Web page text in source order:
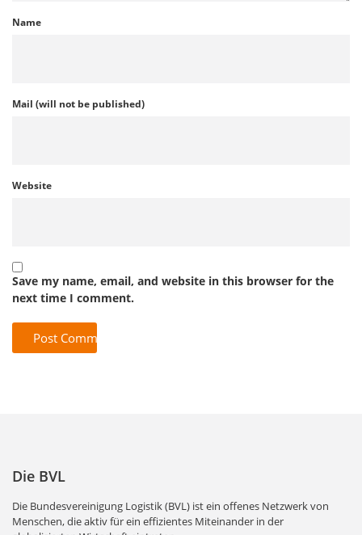
Name
Mail (will not be published)
Website
Save my name, email, and website in this browser for the
next time I comment.
Die BVL
Die Bundesvereinigung Logistik (BVL) ist ein offenes Netzwerk von
Menschen, die aktiv für ein effizientes Miteinander in der